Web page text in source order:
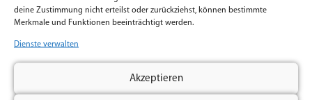
deine Zustimmung nicht erteilst oder zurückziehst, können bestimmte
Merkmale und Funktionen beeinträchtigt werden.
Dienste verwalten
Akzeptieren
Voriger